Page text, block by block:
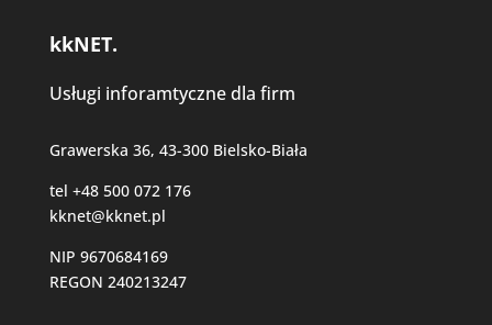
kkNET.
Usługi inforamtyczne dla firm
Grawerska 36, 43-300 Bielsko-Biała
tel +48 500 072 176
kknet@kknet.pl
NIP 9670684169
REGON 240213247